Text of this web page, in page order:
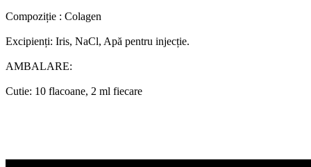
Compoziție : Colagen
Excipienți: Iris, NaCl, Apă pentru injecție.
AMBALARE:
Cutie: 10 flacoane, 2 ml fiecare